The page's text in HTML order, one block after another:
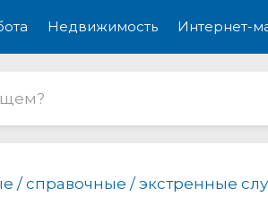
Недвижимость Интернет-
/ справочные / экстренные